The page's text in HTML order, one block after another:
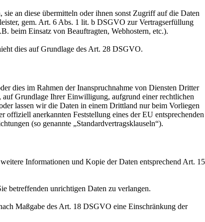
an diese übermitteln oder ihnen sonst Zugriff auf die Daten
gem. Art. 6 Abs. 1 lit. b DSGVO zur Vertragserfüllung
beim Einsatz von Beauftragten, Webhostern, etc.).
dies auf Grundlage des Art. 28 DSGVO.
dies im Rahmen der Inanspruchnahme von Diensten Dritter
Grundlage Ihrer Einwilligung, aufgrund einer rechtlichen
lassen wir die Daten in einem Drittland nur beim Vorliegen
anerkannten Feststellung eines der EU entsprechenden
(so genannte „Standardvertragsklauseln“).
Informationen und Kopie der Daten entsprechend Art. 15
betreffenden unrichtigen Daten zu verlangen.
Maßgabe des Art. 18 DSGVO eine Einschränkung der